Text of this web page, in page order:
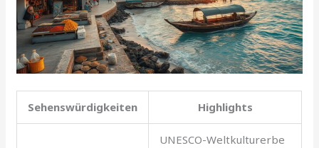
Sehenswürdigkeiten Highlights
UNESCO-Weltkulturerbe